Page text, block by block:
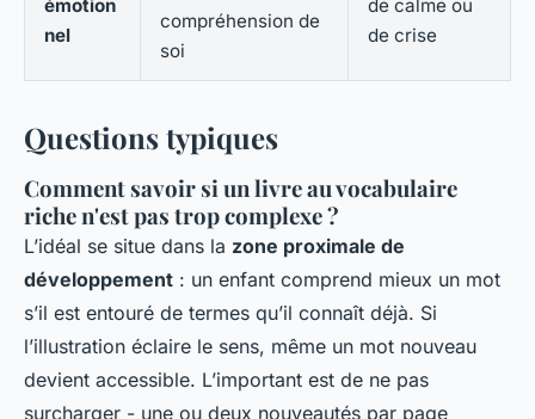
émotion
nel
compréhension de
soi
de calme ou
de crise
Questions typiques
Comment savoir si un livre au vocabulaire
riche n'est pas trop complexe ?
L’idéal se situe dans la zone proximale de
développement : un enfant comprend mieux un mot
s’il est entouré de termes qu’il connaît déjà. Si
l’illustration éclaire le sens, même un mot nouveau
devient accessible. L’important est de ne pas
surcharger - une ou deux nouveautés par page